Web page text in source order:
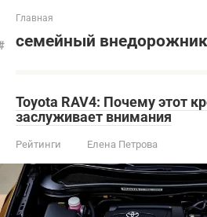
Главная
семейный внедорожник
Toyota RAV4: Почему этот
заслуживает внимания
Рейтинги Елена Петрова